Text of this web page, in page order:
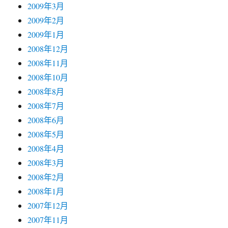
2009年3月
2009年2月
2009年1月
2008年12月
2008年11月
2008年10月
2008年8月
2008年7月
2008年6月
2008年5月
2008年4月
2008年3月
2008年2月
2008年1月
2007年12月
2007年11月